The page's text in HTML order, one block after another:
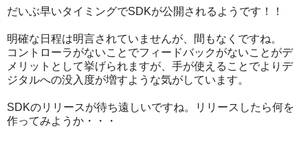
だいぶ早いタイミングでSDKが公開されるようです！！
明確な日程は明言されていませんが、間もなくですね。
コントローラがないことでフィードバックがないことがデ
メリットとして挙げられますが、手が使えることでよりデ
ジタルへの没入度が増すような気がしています。
SDKのリリースが待ち遠しいですね。リリースしたら何を
作ってみようか・・・